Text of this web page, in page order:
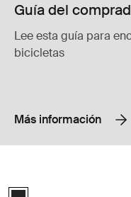
Guía del
Lee esta guía para
bicicletas
Más información
Thule Epos Portabicicletas
Black (selected)